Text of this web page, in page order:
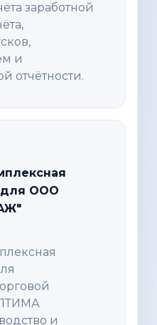
заработной
и
отчётности.
для ООО
и